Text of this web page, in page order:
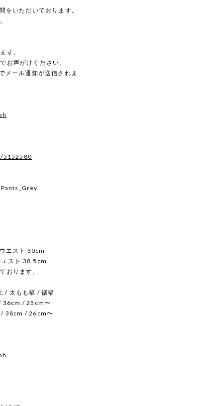
をいただいております。
す。
お声がけください。
メール通知が送信されま
5152580
エスト 30cm
スト 38.5cm
おります。
/ 太もも幅 / 裾幅
36cm / 25cm〜
38cm / 26cm〜